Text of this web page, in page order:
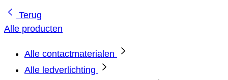
Terug
Alle producten
Alle contactmaterialen
Alle ledverlichting